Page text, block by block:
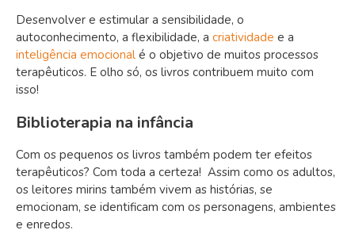
Desenvolver e estimular a sensibilidade, o
autoconhecimento, a flexibilidade, a criatividade e a
inteligência emocional é o objetivo de muitos processos
terapêuticos. E olho só, os livros contribuem muito com
isso!
Biblioterapia na infância
Com os pequenos os livros também podem ter efeitos
terapêuticos? Com toda a certeza! Assim como os adultos,
os leitores mirins também vivem as histórias, se
emocionam, se identificam com os personagens, ambientes
e enredos.